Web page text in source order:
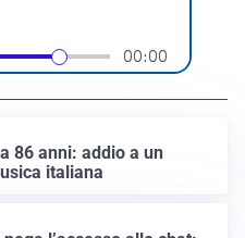
86 anni: addio a un
italiana